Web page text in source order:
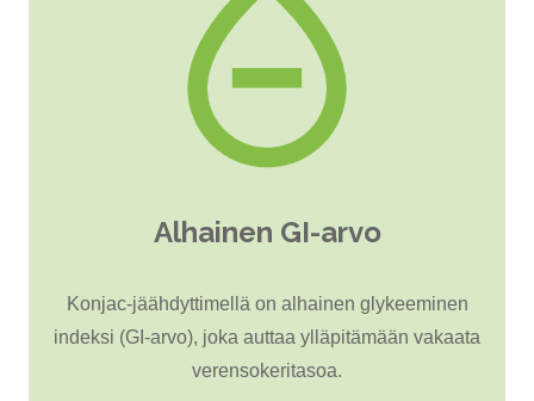
Alhainen GI-arvo
Konjac-jäähdyttimellä on alhainen glykeeminen
indeksi (GI-arvo), joka auttaa ylläpitämään vakaata
verensokeritasoa.